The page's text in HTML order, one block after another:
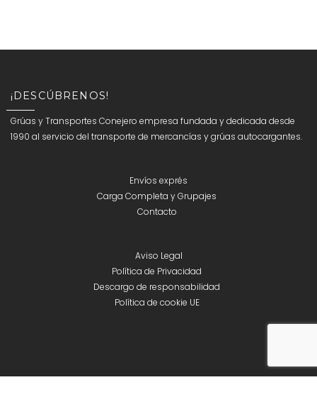
¡DESCÚBRENOS!
Grúas y Transportes Conejero empresa fundada y dedicada desde
1990 al servicio del transporte de mercancías y grúas autocargantes.
Envíos exprés
Carga Completa y Grupajes
Contacto
Aviso Legal
Política de Privacidad
Descargo de responsabilidad
Política de cookie UE